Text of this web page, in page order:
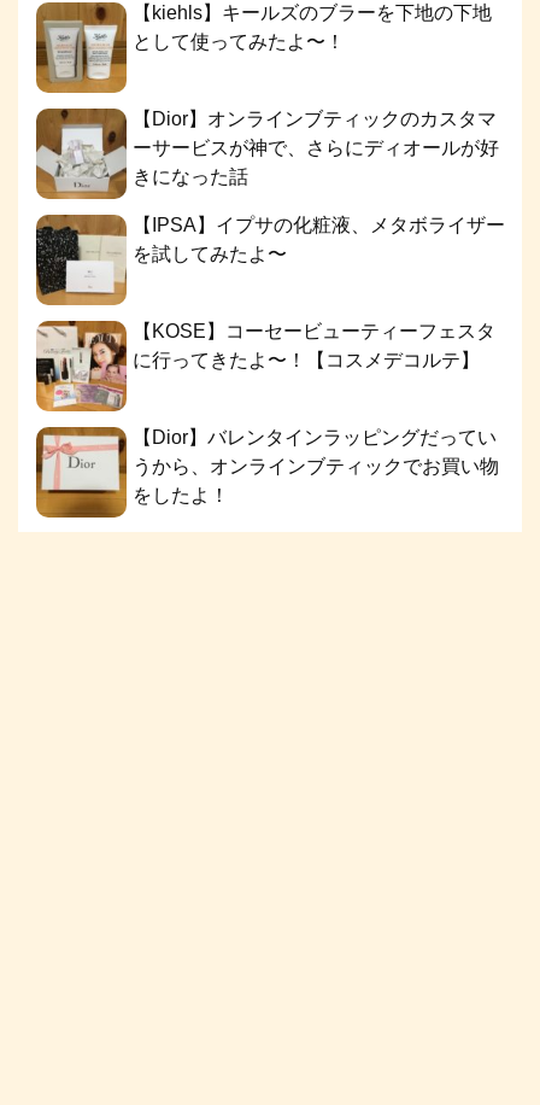
【kiehls】キールズのブラーを下地の下地
として使ってみたよ〜！
【Dior】オンラインブティックのカスタマ
ーサービスが神で、さらにディオールが好
きになった話
【IPSA】イプサの化粧液、メタボライザー
を試してみたよ〜
【KOSE】コーセービューティーフェスタ
に行ってきたよ〜！【コスメデコルテ】
【Dior】バレンタインラッピングだってい
うから、オンラインブティックでお買い物
をしたよ！